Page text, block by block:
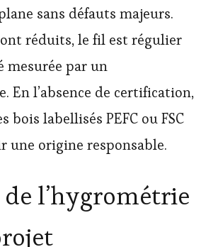
sans défauts majeurs.
réduits, le fil est régulier
mesurée par un
En l’absence de certification,
bois labellisés PEFC ou FSC
une origine responsable.
l’hygrométrie